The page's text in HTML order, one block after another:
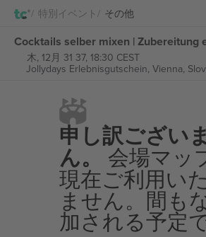
特別イベント その他
木, 12月 31 37, 18:30 CEST
Jollydays Erlebnisgutschein, Vienna,
申し訳ござい
ん。 会場マッ
現在ご利用い
ません。間も
加される予定で